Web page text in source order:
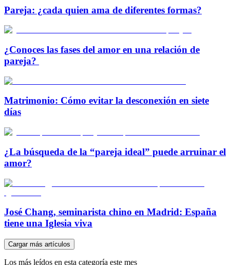
Pareja: ¿cada quien ama de diferentes formas?
¿Conoces las fases del amor en una relación de
pareja?
Matrimonio: Cómo evitar la desconexión en siete
días
¿La búsqueda de la “pareja ideal” puede arruinar el
amor?
José Chang, seminarista chino en Madrid: España
tiene una Iglesia viva
Cargar más artículos
Los más leídos en esta categoría este mes